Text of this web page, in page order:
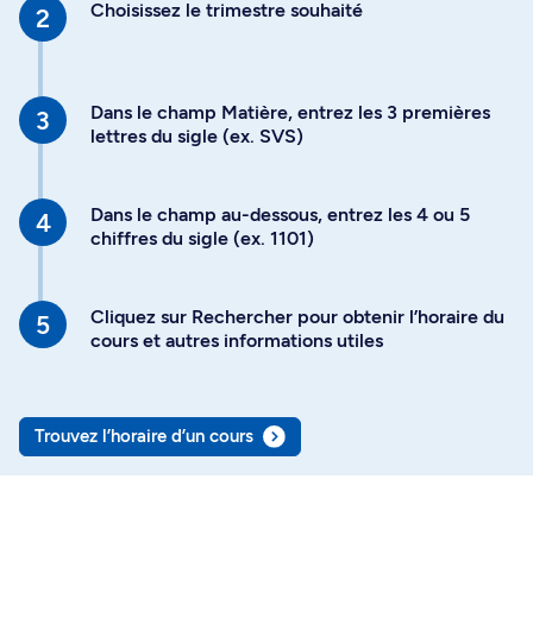
Choisissez le trimestre souhaité
Dans le champ Matière, entrez les 3 premières
lettres du sigle (ex. SVS)
Dans le champ au-dessous, entrez les 4 ou 5
chiffres du sigle (ex. 1101)
Cliquez sur Rechercher pour obtenir l’horaire du
cours et autres informations utiles
Trouvez l’horaire d’un cours